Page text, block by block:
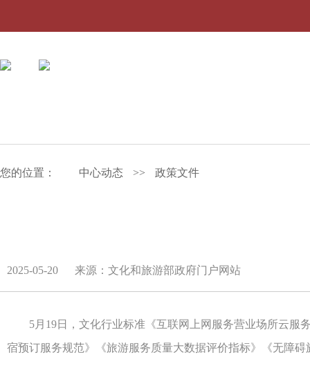
您的位置： 中心动态 >> 政策文件
2025-05-20 来源：文化和旅游部政府门户网站
5月19日，文化行业标准《互联网上网服务营业场所云服
宿预订服务规范》《旅游服务质量大数据评价指标》《无障